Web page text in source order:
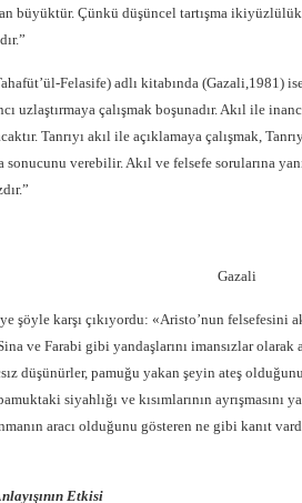
büyüktür. Çünkü düşüncel tartışma
Felasife) adlı kitabında (Gazali,1981)
uzlaştırmaya çalışmak boşunadır. Akıl ile
Tanrıyı akıl ile açıklamaya çalışmak,
sonucunu verebilir. Akıl ve felsefe sorularına
Gazali
şöyle karşı çıkıyordu: «Aristo’nun felsefesini
ve Farabi gibi yandaşlarını imansızlar
düşünürler, pamuğu yakan şeyin ateş
siyahlığı ve kısımlarının ayrışmasını
aracı olduğunu gösteren ne gibi kanıt
Etkisi